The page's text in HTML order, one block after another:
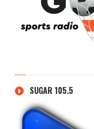
SUGAR 105.5